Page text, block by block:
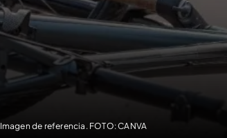
Imagen de referencia. FOTO: CANVA